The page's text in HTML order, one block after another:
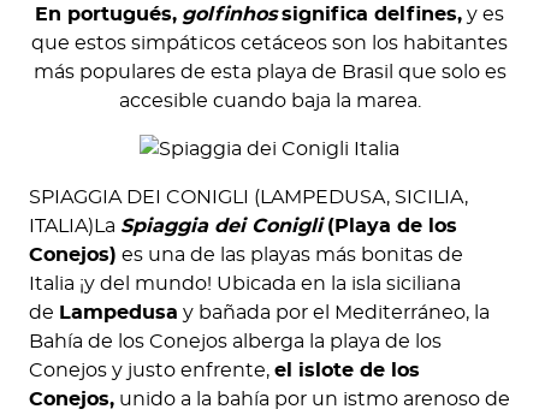
En portugués, golfinhos significa delfines, y es
que estos simpáticos cetáceos son los habitantes
más populares de esta playa de Brasil que solo es
accesible cuando baja la marea.
SPIAGGIA DEI CONIGLI (LAMPEDUSA, SICILIA,
ITALIA)La Spiaggia dei Conigli (Playa de los
Conejos) es una de las playas más bonitas de
Italia ¡y del mundo! Ubicada en la isla siciliana
de Lampedusa y bañada por el Mediterráneo, la
Bahía de los Conejos alberga la playa de los
Conejos y justo enfrente, el islote de los
Conejos, unido a la bahía por un istmo arenoso de